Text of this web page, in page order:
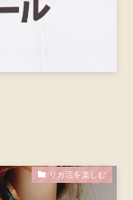
リカ活を楽しむ